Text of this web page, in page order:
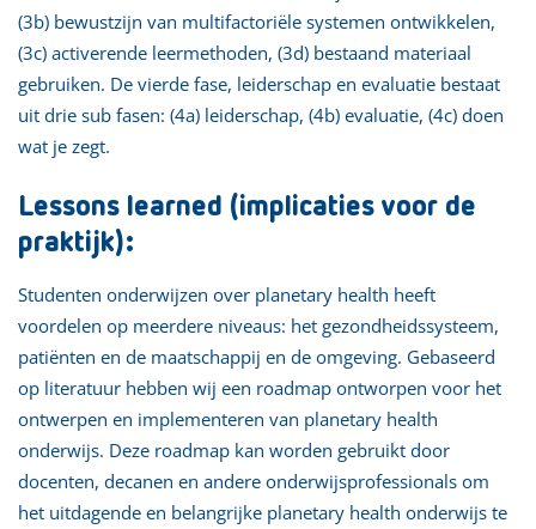
(3b) bewustzijn van multifactoriële systemen ontwikkelen,
(3c) activerende leermethoden, (3d) bestaand materiaal
gebruiken. De vierde fase, leiderschap en evaluatie bestaat
uit drie sub fasen: (4a) leiderschap, (4b) evaluatie, (4c) doen
wat je zegt.
Lessons learned (implicaties voor de
praktijk):
Studenten onderwijzen over planetary health heeft
voordelen op meerdere niveaus: het gezondheidssysteem,
patiënten en de maatschappij en de omgeving. Gebaseerd
op literatuur hebben wij een roadmap ontworpen voor het
ontwerpen en implementeren van planetary health
onderwijs. Deze roadmap kan worden gebruikt door
docenten, decanen en andere onderwijsprofessionals om
het uitdagende en belangrijke planetary health onderwijs te